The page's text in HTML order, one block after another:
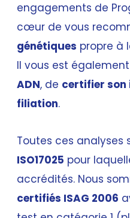
engagements de
cœur de vous
génétiques propre à
Il vous est
ADN, de certifier son
filiation.
Toutes ces analyses
ISO17025 pour
accrédités. Nous
certifiés ISAG 2006